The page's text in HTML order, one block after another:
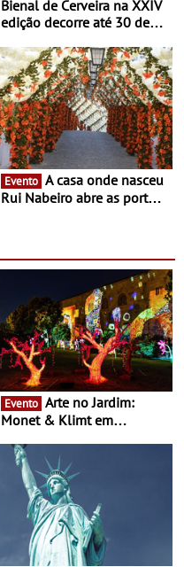
Bienal de Cerveira na XXIV
edição decorre até 30 de
enquanto “Territórios sem
Fronteira”
Evento
Rui Nabeiro abre as portas
16 de agosto
Evento
Monet & Klimt em
ao final de Setembro -
Experiência luminosa no
jardim do Museu de
Alberto Sampaio